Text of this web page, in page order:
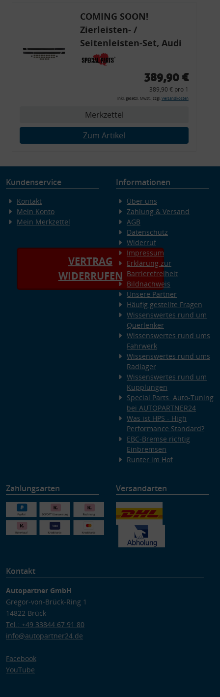
COMING SOON!
Zierleisten- /
Seitenleisten-Set, Audi
80 Cabrio, Coupe, S2, (6x
Zierleiste, 2x Kappe,
Montagewerkzeug)
389,90 €
389,90 € pro 1
inkl. gesetzl. MwSt., zzgl. Versandkosten
Merkzettel
Zum Artikel
Kundenservice
Kontakt
Mein Konto
Mein Merkzettel
VERTRAG
WIDERRUFEN
Informationen
Über uns
Zahlung & Versand
AGB
Datenschutz
Widerruf
Impressum
Erklärung zur
Barrierefreiheit
Bildnachweis
Unsere Partner
Häufig gestellte Fragen
Wissenswertes rund um
Querlenker
Wissenswertes rund ums
Fahrwerk
Wissenswertes rund ums
Radlager
Wissenswertes rund um
Kupplungen
Special Parts: Auto-Tuning
bei AUTOPARTNER24
Was ist HPS - High
Performance Standard?
EBC-Bremse richtig
Einbremsen
Runter im Hof
Zahlungsarten Versandarten
Kontakt
Autopartner GmbH
Gregor-von-Brück-Ring 1
14822 Brück
Tel.: +49 33844 67 91 80
info@autopartner24.de
Facebook
YouTube